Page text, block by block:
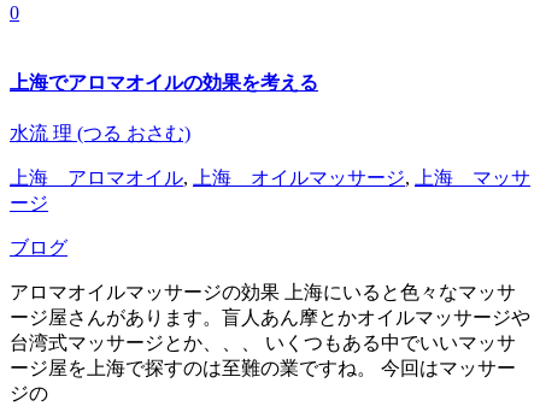
0
上海でアロマオイルの効果を考える
水流 理 (つる おさむ)
上海 アロマオイル, 上海 オイルマッサージ,
上海 マッサ
ージ
ブログ
アロマオイルマッサージの効果 上海にいると色々なマッサ
ージ屋さんがあります。盲人あん摩とかオイルマッサージや
台湾式マッサージとか、、、 いくつもある中でいいマッサ
ージ屋を上海で探すのは至難の業ですね。 今回はマッサー
ジの